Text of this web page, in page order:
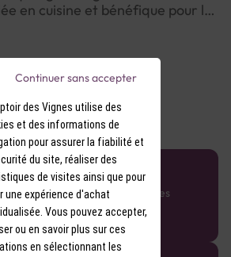
en cuisine et bénéfique pour la
en vitamine.Le sirop au citron
du lait, ou se verser sur du
une boisson plus forte, il peut
anisés.
en France
le réseau Comptoir des Vignes
en France !
des Vignes utilise des
et des informations de
pour assurer la fiabilité et
du site, réaliser des
de visites ainsi que pour
une expérience d'achat
Vous pouvez accepter,
ou en savoir plus sur ces
en sélectionnant les
Continuer sans accepter